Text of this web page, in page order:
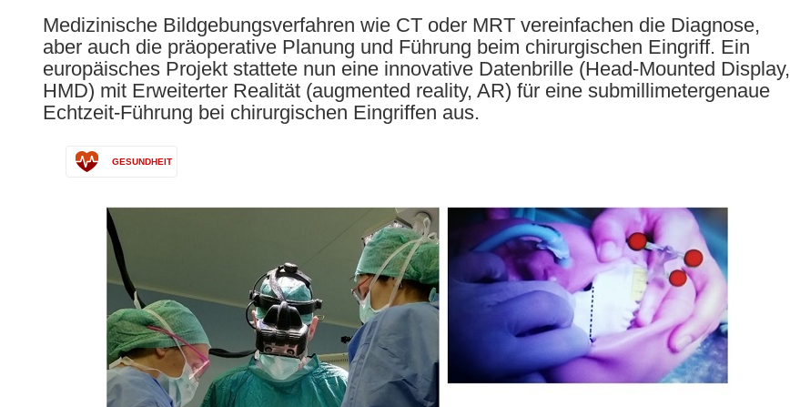
Medizinische Bildgebungsverfahren wie CT oder MRT vereinfachen die Diagnose,
aber auch die präoperative Planung und Führung beim chirurgischen Eingriff. Ein
europäisches Projekt stattete nun eine innovative Datenbrille (Head-Mounted Display,
HMD) mit Erweiterter Realität (augmented reality, AR) für eine submillimetergenaue
Echtzeit-Führung bei chirurgischen Eingriffen aus.
GESUNDHEIT